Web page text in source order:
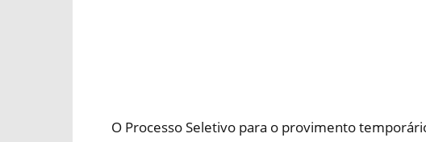
O Processo Seletivo para o provimento